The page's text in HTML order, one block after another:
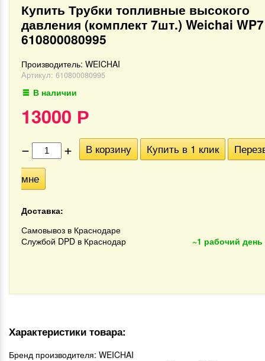
Купить Трубки топливные высокого
давления (комплект 7шт.) Weichai WP7
610800080995
Производитель: WEICHAI
Артикул: 610800080995
В наличии
13000 Р
−
+ В корзину Купить в 1 клик
мне
Доставка:
Самовывоз в Краснодаре
Службой DPD в Краснодар
~1 рабочий день
Характеристики товара:
Бренд производителя: WEICHAI